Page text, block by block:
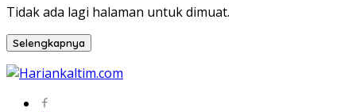
Tidak ada lagi halaman untuk dimuat.
Selengkapnya